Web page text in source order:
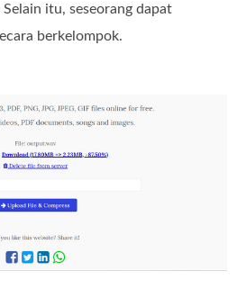
itu, seseorang dapat
berkelompok.